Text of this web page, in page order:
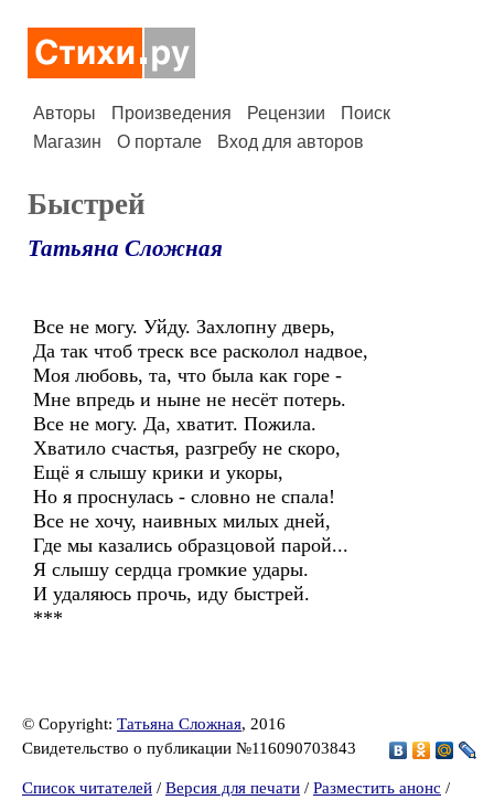
Авторы Произведения Рецензии
Поиск
Магазин
О портале Вход для авторов
Быстрей
Татьяна Сложная
Все не могу. Уйду. Захлопну дверь,
Да так чтоб треск все расколол надвое,
Моя любовь, та, что была как горе -
Мне впредь и ныне не несёт потерь.
Все не могу. Да, хватит. Пожила.
Хватило счастья, разгребу не скоро,
Ещё я слышу крики и укоры,
Но я проснулась - словно не спала!
Все не хочу, наивных милых дней,
Где мы казались образцовой парой...
Я слышу сердца громкие удары.
И удаляюсь прочь, иду быстрей.
***
© Copyright: Татьяна Сложная, 2016
Свидетельство о публикации №116090703843
Список читателей / Версия для печати / Разместить анонс /